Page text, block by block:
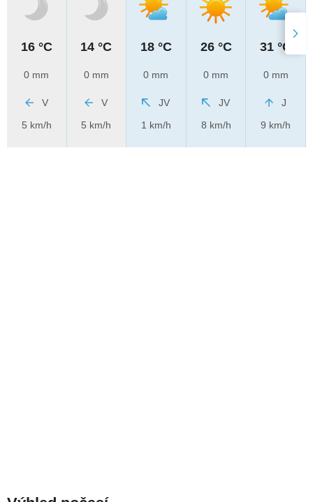
16 °C
0 mm
V
5 km/h
14 °C
0 mm
V
5 km/h
18 °C
0 mm
JV
1 km/h
26 °C
0 mm
JV
8 km/h
31 °C
0 mm
J
9 km/h